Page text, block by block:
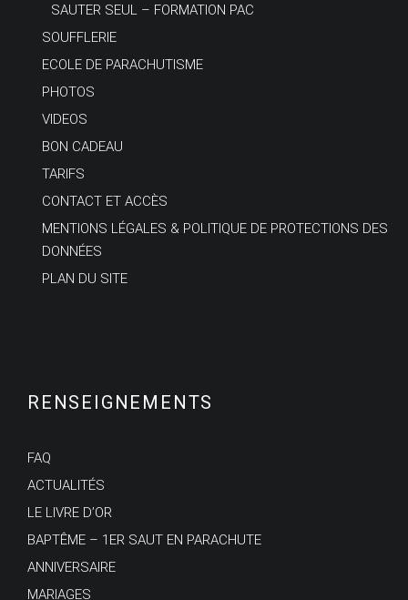
SAUTER SEUL – FORMATION PAC
SOUFFLERIE
ECOLE DE PARACHUTISME
PHOTOS
VIDEOS
BON CADEAU
TARIFS
CONTACT ET ACCÈS
MENTIONS LÉGALES & POLITIQUE DE PROTECTIONS DES
DONNÉES
PLAN DU SITE
RENSEIGNEMENTS
FAQ
ACTUALITÉS
LE LIVRE D’OR
BAPTÊME – 1ER SAUT EN PARACHUTE
ANNIVERSAIRE
MARIAGES